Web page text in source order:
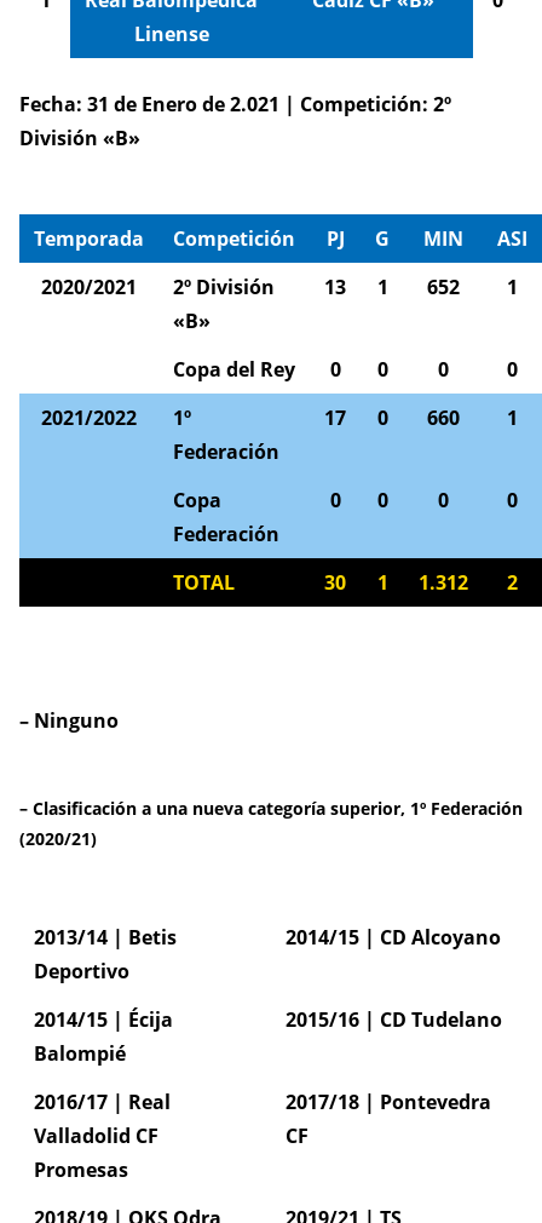
Linense
Fecha: 31 de Enero de 2.021 | Competición: 2º
División «B»
Temporada Competición PJ G MIN
ASI
2020/2021
2º División
«B»
13 1 652 1
Copa del Rey 0 0 0
0
2021/2022
1º
Federación
17 0 660 1
Copa
Federación
0 0 0 0
TOTAL 30 1 1.312 2
– Ninguno
– Clasificación a una nueva categoría superior, 1º Federación
(2020/21)
2013/14 | Betis
Deportivo
2014/15 | CD Alcoyano
2014/15 | Écija
Balompié
2015/16 | CD Tudelano
2016/17 | Real
Valladolid CF
Promesas
2017/18 | Pontevedra
CF